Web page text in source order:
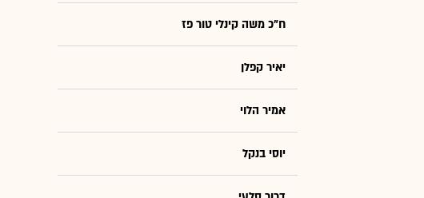
ח"כ משה קינלי טור פז
יאיר קפלן
אמיר הלוי
יוסי בנקל